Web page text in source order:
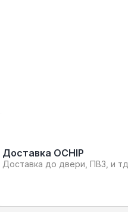
Доставка OCHIP
Доставка до двери, ПВЗ, и тд